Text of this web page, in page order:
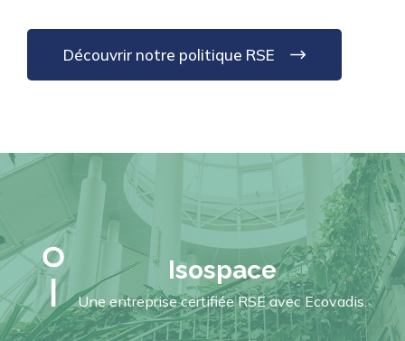
Découvrir notre politique RSE
Isospace
Une entreprise certifiée RSE avec Ecovadis.